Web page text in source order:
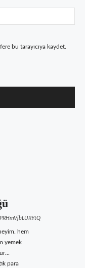
bu tarayıcıya kaydet.
hem
yemek
para